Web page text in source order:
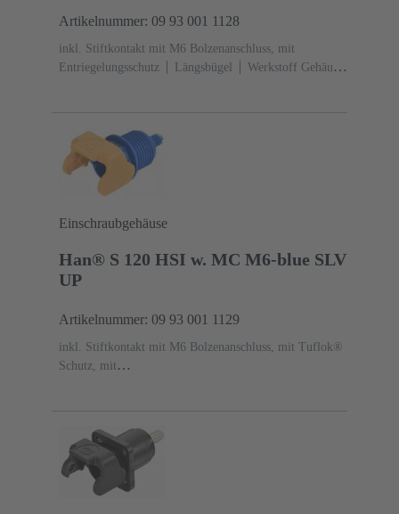
Artikelnummer: 09 93 001 1128
inkl. Stiftkontakt mit M6 Bolzenanschluss, mit
Entriegelungsschutz
Längsbügel
Werkstoff Gehäuse:
Einschraubgehäuse
Han® S 120 HSI w. MC M6-blue SLV
UP
Artikelnummer: 09 93 001 1129
inkl. Stiftkontakt mit M6 Bolzenanschluss, mit Tuflok®
Schutz, mit